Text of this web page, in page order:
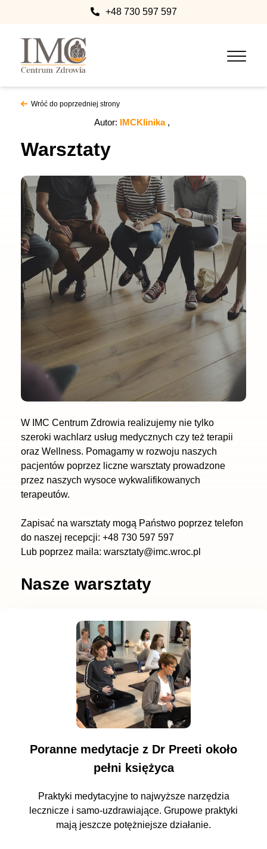
+48 730 597 597
Wróć do poprzedniej strony
Autor: IMCKlinika
Warsztaty
W IMC Centrum Zdrowia realizujemy nie tylko
szeroki wachlarz usług medycznych czy też terapii
oraz Wellness. Pomagamy w rozwoju naszych
pacjentów poprzez liczne warsztaty prowadzone
przez naszych wysoce wykwalifikowanych
terapeutów.
Zapisać na warsztaty mogą Państwo poprzez telefon
do naszej recepcji: +48 730 597 597
Lub poprzez maila: warsztaty@imc.wroc.pl
Nasze warsztaty
Poranne medytacje z Dr Preeti około
pełni księżyca
Praktyki medytacyjne to najwyższe narzędzia
lecznicze i samo-uzdrawiające. Grupowe praktyki
mają jeszcze potężniejsze działanie.